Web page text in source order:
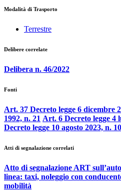
Modalità di Trasporto
Terrestre
Delibere correlate
Delibera n. 46/2022
Fonti
Art. 37 Decreto legge 6 dicembre
1992, n. 21 Art. 6 Decreto legge 4
Decreto legge 10 agosto 2023, n.
Atti di segnalazione correlati
Atto di segnalazione ART
linea: taxi, noleggio con
mobilità